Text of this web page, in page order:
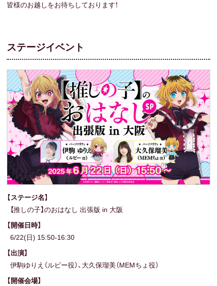
皆様のお越しをお待ちしております！
ステージイベント
【ステージ名】
【推しの子】のおはなし 出張版 in 大阪
【開催日時】
6/22(日) 15:50-16:30
【出演】
伊駒ゆりえ（ルビー役）、 大久保瑠美（MEMちょ役）
【開催会場】